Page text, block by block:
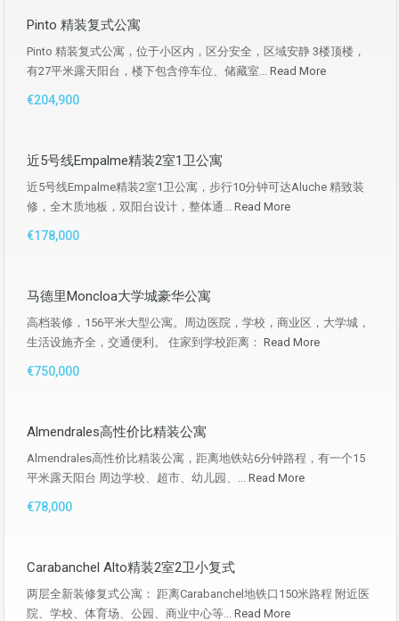
Pinto 精装复式公寓
Pinto 精装复式公寓，位于小区内，区分安全，区域安静 3楼顶楼，
有27平米露天阳台，楼下包含停车位、储藏室... Read More
€204,900
近5号线Empalme精装2室1卫公寓
近5号线Empalme精装2室1卫公寓，步行10分钟可达Aluche 精致装
修，全木质地板，双阳台设计，整体通... Read More
€178,000
马德里Moncloa大学城豪华公寓
高档装修，156平米大型公寓。周边医院，学校，商业区，大学城，
生活设施齐全，交通便利。 住家到学校距离： Read More
€750,000
Almendrales高性价比精装公寓
Almendrales高性价比精装公寓，距离地铁站6分钟路程，有一个15
平米露天阳台 周边学校、超市、幼儿园、... Read More
€78,000
Carabanchel Alto精装2室2卫小复式
两层全新装修复式公寓： 距离Carabanchel地铁口150米路程 附近医
院、学校、体育场、公园、商业中心等... Read More